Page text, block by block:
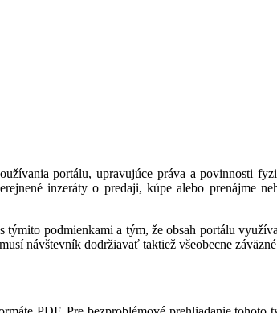
portálu, upravujúce práva a povinnosti
inzeráty o predaji, kúpe alebo prenájme
týmito podmienkami a tým, že obsah portálu
návštevník dodržiavať taktiež všeobecne